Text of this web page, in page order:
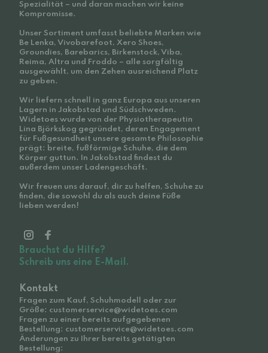
Spezialität – und daran machen wir keine
Kompromisse.
Unser Sortiment umfasst beliebte Marken wie
Be Lenka, Vivobarefoot, Xero Shoes,
Groundies, Barebarics, Birkenstock, Viba,
Reima, Altra und Froddo – alle sorgfältig
ausgewählt, um den Zehen ausreichend Platz
zu geben.
Wir liefern schnell in ganz Europa aus unseren
Lagern in Jakobstad und Südschweden.
Widetoes wurde von der Physiotherapeutin
Lina Björkskog gegründet, deren Engagement
für Fußgesundheit unsere gesamte Philosophie
prägt: breite, fußförmige Schuhe, die dem
Körper guttun. In Jakobstad findest du
außerdem unser Ladengeschäft.
Wir freuen uns darauf, dir zu helfen, Schuhe zu
finden, die sowohl du als auch deine Füße
lieben werden!
Brauchst du Hilfe?
Schreib uns eine E-Mail.
Kontakt
Fragen zum Kauf, Schuhmodell oder zur
Größe: customerservice@widetoes.com
Fragen zu einer bereits aufgegebenen
Bestellung: customerservice@widetoes.com
Änderungen zu Ihrer bereits getätigten
Bestellung: